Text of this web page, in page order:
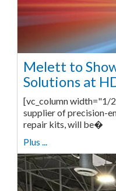
Melett to
Solutions at
[vc_column width="1/
supplier of precision-
repair kits, will be�
Plus ...